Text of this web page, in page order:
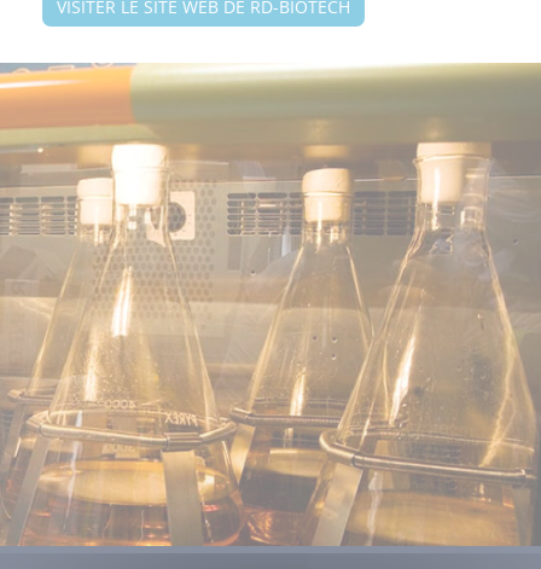
VISITER LE SITE WEB DE RD-BIOTECH